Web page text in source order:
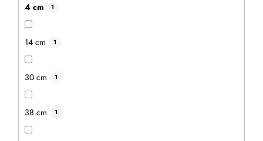
4 cm 1
14 cm 1
30 cm 1
38 cm 1